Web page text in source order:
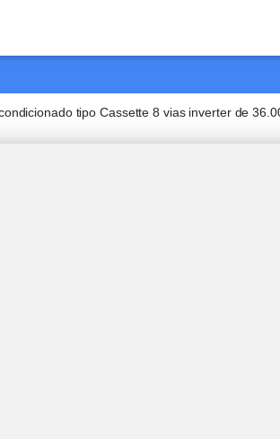
tipo Cassette 8 vias inverter de